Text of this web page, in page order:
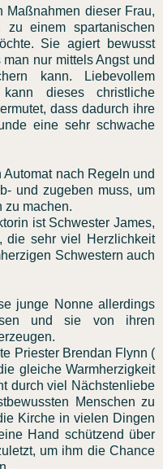
Maßnahmen dieser Frau,
einem spartanischen
Sie agiert bewusst
nur mittels Angst und
kann. Liebevollem
dieses christliche
dass dadurch ihre
eine sehr schwache
nach Regeln und
und zugeben muss, um
zu machen.
ist Schwester James,
die sehr viel Herzlichkeit
Schwestern auch
junge Nonne allerdings
und sie von ihren
Priester Brendan Flynn (
gleiche Warmherzigkeit
durch viel Nächstenliebe
Menschen zu
Kirche in vielen Dingen
Hand schützend über
um ihm die Chance